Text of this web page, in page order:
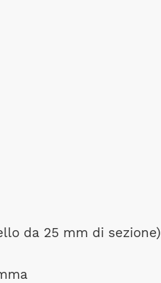
da 25 mm di sezione)